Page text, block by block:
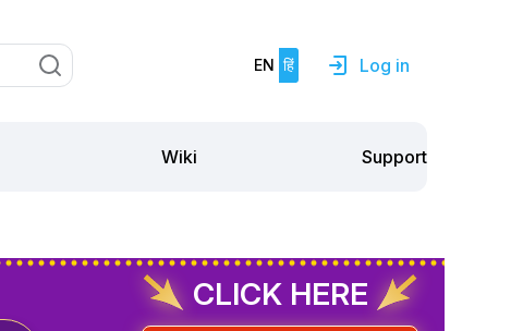
EN हिं Log in
Wiki Support
CLICK HERE